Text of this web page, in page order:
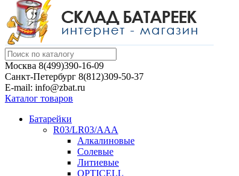
Москва 8(499)390-16-09
Санкт-Петербург 8(812)309-50-37
E-mail: info@zbat.ru
Каталог товаров
Батарейки
R03/LR03/AAA
Алкалиновые
Солевые
Литиевые
OPTICELL